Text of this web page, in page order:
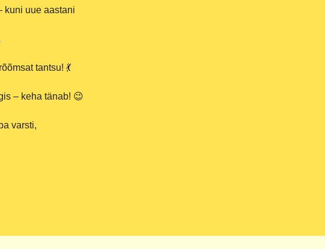
kuni uue aastani
tantsu! 💃
– keha tänab! 😉
varsti,